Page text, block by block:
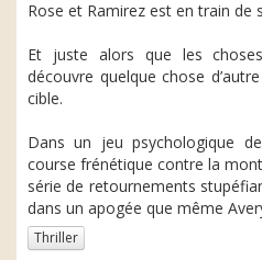
Rose et Ramirez est en train de
Et juste alors que les
découvre quelque chose
cible.
Dans un jeu psychologique
course frénétique contre la
série de retournements
dans un apogée que même
Thriller